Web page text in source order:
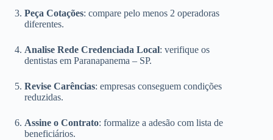
Peça Cotações: compare pelo menos 2 operadoras
diferentes.
Analise Rede Credenciada Local: verifique os
dentistas em Paranapanema – SP.
Revise Carências: empresas conseguem condições
reduzidas.
Assine o Contrato: formalize a adesão com lista de
beneficiários.